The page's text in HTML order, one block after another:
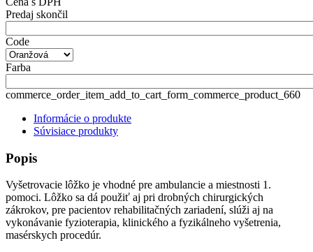
Predaj skončil
Code
Farba
commerce_order_item_add_to_cart_form_commerce_product_660
Informácie o produkte
Súvisiace produkty
Popis
Vyšetrovacie lôžko je vhodné pre ambulancie a miestnosti 1.
pomoci. Lôžko sa dá použiť aj pri drobných chirurgických
zákrokov, pre pacientov rehabilitačných zariadení, slúži aj na
vykonávanie fyzioterapia, klinického a fyzikálneho vyšetrenia,
masérskych procedúr.